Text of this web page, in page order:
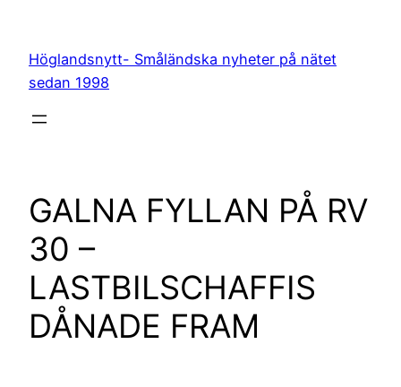
innehåll
Höglandsnytt- Småländska nyheter på nätet
sedan 1998
GALNA FYLLAN PÅ RV
30 –
LASTBILSCHAFFIS
DÅNADE FRAM